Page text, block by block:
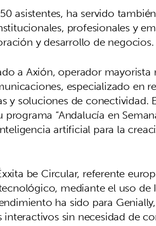
asistentes, ha servido
profesionales y
y desarrollo de negocios.
a Axión, operador
especializado en
y soluciones de conectividad.
“Andalucía en
artificial para la
be Circular, referente
mediante el uso de
ha sido para
sin necesidad de